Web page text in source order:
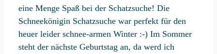
eine Menge Spaß bei der Schatzsuche! Die
Schneekönigin Schatzsuche war perfekt für den
heuer leider schnee-armen Winter :-) Im Sommer
steht der nächste Geburtstag an, da werd ich